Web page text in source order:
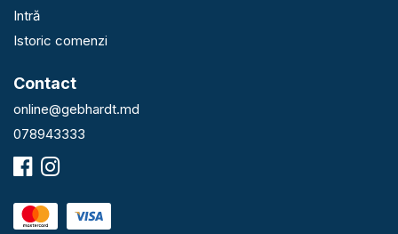
Intră
Istoric comenzi
Contact
online@gebhardt.md
078943333